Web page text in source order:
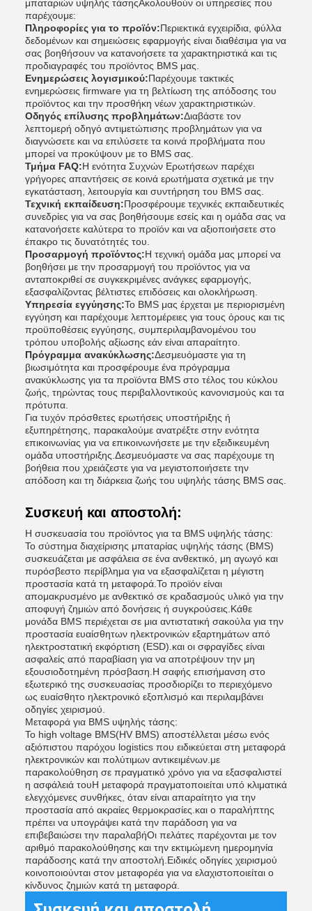
μπαταριών υψηλής τάσηςΑκολουθούν οι υπηρεσίες που
παρέχουμε:
Πληροφορίες για το προϊόν:Περιεκτικά εγχειρίδια, φύλλα
δεδομένων και σημειώσεις εφαρμογής είναι διαθέσιμα για να
σας βοηθήσουν να κατανοήσετε τα χαρακτηριστικά και τις
προδιαγραφές του προϊόντος BMS μας.
Ενημερώσεις λογισμικού:Παρέχουμε τακτικές
ενημερώσεις firmware για τη βελτίωση της απόδοσης του
προϊόντος και την προσθήκη νέων χαρακτηριστικών.
Οδηγός επίλυσης προβλημάτων:Διαβάστε τον
λεπτομερή οδηγό αντιμετώπισης προβλημάτων για να
διαγνώσετε και να επιλύσετε τα κοινά προβλήματα που
μπορεί να προκύψουν με το BMS σας.
Τμήμα FAQ:Η ενότητα Συχνών Ερωτήσεων παρέχει
γρήγορες απαντήσεις σε κοινά ερωτήματα σχετικά με την
εγκατάσταση, λειτουργία και συντήρηση του BMS σας.
Τεχνική εκπαίδευση:Προσφέρουμε τεχνικές εκπαιδευτικές
συνεδρίες για να σας βοηθήσουμε εσείς και η ομάδα σας να
κατανοήσετε καλύτερα το προϊόν και να αξιοποιήσετε στο
έπακρο τις δυνατότητές του.
Προσαρμογή προϊόντος:Η τεχνική ομάδα μας μπορεί να
βοηθήσει με την προσαρμογή του προϊόντος για να
ανταποκριθεί σε συγκεκριμένες ανάγκες εφαρμογής,
εξασφαλίζοντας βέλτιστες επιδόσεις και ολοκλήρωση.
Υπηρεσία εγγύησης:Το BMS μας έρχεται με περιορισμένη
εγγύηση και παρέχουμε λεπτομέρειες για τους όρους και τις
προϋποθέσεις εγγύησης, συμπεριλαμβανομένου του
τρόπου υποβολής αξίωσης εάν είναι απαραίτητο.
Πρόγραμμα ανακύκλωσης:Δεσμευόμαστε για τη
βιωσιμότητα και προσφέρουμε ένα πρόγραμμα
ανακύκλωσης για τα προϊόντα BMS στο τέλος του κύκλου
ζωής, τηρώντας τους περιβαλλοντικούς κανονισμούς και τα
πρότυπα.
Για τυχόν πρόσθετες ερωτήσεις υποστήριξης ή
εξυπηρέτησης, παρακαλούμε ανατρέξτε στην ενότητα
επικοινωνίας για να επικοινωνήσετε με την εξειδικευμένη
ομάδα υποστήριξης.Δεσμευόμαστε να σας παρέχουμε τη
βοήθεια που χρειάζεστε για να μεγιστοποιήσετε την
απόδοση και τη διάρκεια ζωής του υψηλής τάσης BMS σας.
Συσκευή και αποστολή:
Η συσκευασία του προϊόντος για τα BMS υψηλής τάσης:
Το σύστημα διαχείρισης μπαταρίας υψηλής τάσης (BMS)
συσκευάζεται με ασφάλεια σε ένα ανθεκτικό, μη αγωγό και
πυρόσβεστο περίβλημα για να εξασφαλίζεται η μέγιστη
προστασία κατά τη μεταφορά.Το προϊόν είναι
απομακρυσμένο με ανθεκτικό σε κραδασμούς υλικό για την
αποφυγή ζημιών από δονήσεις ή συγκρούσεις.Κάθε
μονάδα BMS περιέχεται σε μια αντιστατική σακούλα για την
προστασία ευαίσθητων ηλεκτρονικών εξαρτημάτων από
ηλεκτροστατική εκφόρτιση (ESD).και οι σφραγίδες είναι
ασφαλείς από παραβίαση για να αποτρέψουν την μη
εξουσιοδοτημένη πρόσβαση.Η σαφής επισήμανση στο
εξωτερικό της συσκευασίας προσδιορίζει το περιεχόμενο
ως ευαίσθητο ηλεκτρονικό εξοπλισμό και περιλαμβάνει
οδηγίες χειρισμού.
Μεταφορά για BMS υψηλής τάσης:
Το high voltage BMS(HV BMS) αποστέλλεται μέσω ενός
αξιόπιστου παρόχου logistics που ειδικεύεται στη μεταφορά
ηλεκτρονικών και πολύτιμων αντικειμένων.με
παρακολούθηση σε πραγματικό χρόνο για να εξασφαλιστεί
η ασφάλειά τουΗ μεταφορά πραγματοποιείται υπό κλιματικά
ελεγχόμενες συνθήκες, όταν είναι απαραίτητο για την
προστασία από ακραίες θερμοκρασίες.και ο παραλήπτης
πρέπει να υπογράψει κατά την παράδοση για να
επιβεβαιώσει την παραλαβήΟι πελάτες παρέχονται με τον
αριθμό παρακολούθησης και την εκτιμώμενη ημερομηνία
παράδοσης κατά την αποστολή.Ειδικές οδηγίες χειρισμού
κοινοποιούνται στον μεταφορέα για να ελαχιστοποιείται ο
κίνδυνος ζημιών κατά τη μεταφορά.